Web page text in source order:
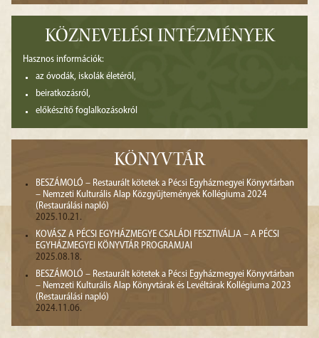
KÖZNEVELÉSI INTÉZMÉNYEK
Hasznos információk:
az óvodák, iskolák életéről,
beiratkozásról,
előkészítő foglalkozásokról
KÖNYVTÁR
BESZÁMOLÓ – Restaurált kötetek a Pécsi Egyházmegyei Könyvtárban
– Nemzeti Kulturális Alap Közgyűjtemények Kollégiuma 2024
(Restaurálási napló)
2025.10.21.
KOVÁSZ A PÉCSI EGYHÁZMEGYE CSALÁDI FESZTIVÁLJA – A PÉCSI
EGYHÁZMEGYEI KÖNYVTÁR PROGRAMJAI
2025.08.18.
BESZÁMOLÓ – Restaurált kötetek a Pécsi Egyházmegyei Könyvtárban
– Nemzeti Kulturális Alap Könyvtárak és Levéltárak Kollégiuma 2023
(Restaurálási napló)
2024.11.06.